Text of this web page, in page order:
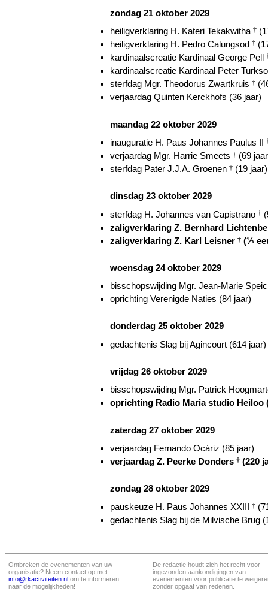
zondag 21 oktober 2029
heiligverklaring H. Kateri Tekakwitha †
heiligverklaring H. Pedro Calungsod †
kardinaalscreatie Kardinaal George Pell
kardinaalscreatie Kardinaal Peter
sterfdag Mgr. Theodorus Zwartkruis †
verjaardag Quinten Kerckhofs (36 jaar)
maandag 22 oktober 2029
inauguratie H. Paus Johannes Paulus II
verjaardag Mgr. Harrie Smeets † (69
sterfdag Pater J.J.A. Groenen † (19 jaar)
dinsdag 23 oktober 2029
sterfdag H. Johannes van Capistrano †
zaligverklaring Z. Bernhard
zaligverklaring Z. Karl Leisner † (⅓
woensdag 24 oktober 2029
bisschopswijding Mgr. Jean-Marie
oprichting Verenigde Naties (84 jaar)
donderdag 25 oktober 2029
gedachtenis Slag bij Agincourt (614 jaar)
vrijdag 26 oktober 2029
bisschopswijding Mgr. Patrick
oprichting Radio Maria studio Heiloo
zaterdag 27 oktober 2029
verjaardag Fernando Ocáriz (85 jaar)
verjaardag Z. Peerke Donders † (220
zondag 28 oktober 2029
pauskeuze H. Paus Johannes XXIII †
gedachtenis Slag bij de Milvische Brug
Ontbreken de evenementen van uw
organisatie? Neem contact op met
info@rkactiviteiten.nl om te informeren
naar de mogelijkheden!
De redactie houdt zich het recht voor
ingezonden aankondigingen van
evenementen voor publicatie te
zonder opgaaf van redenen.